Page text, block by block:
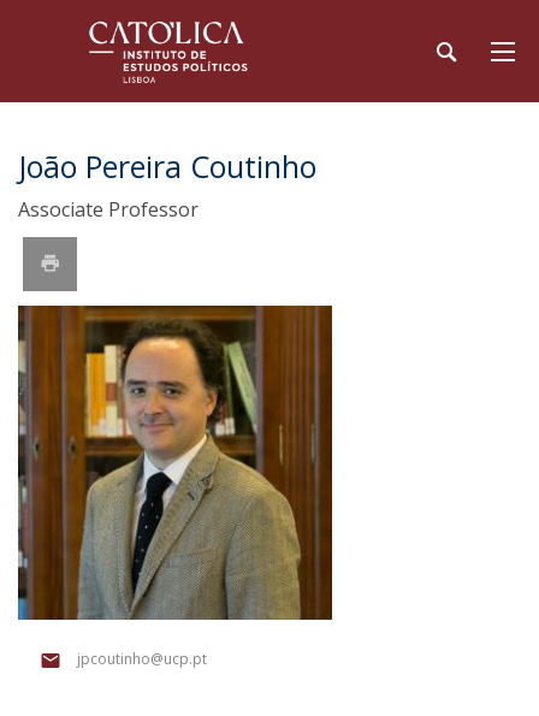
João Pereira Coutinho
Associate Professor
jpcoutinho@ucp.pt